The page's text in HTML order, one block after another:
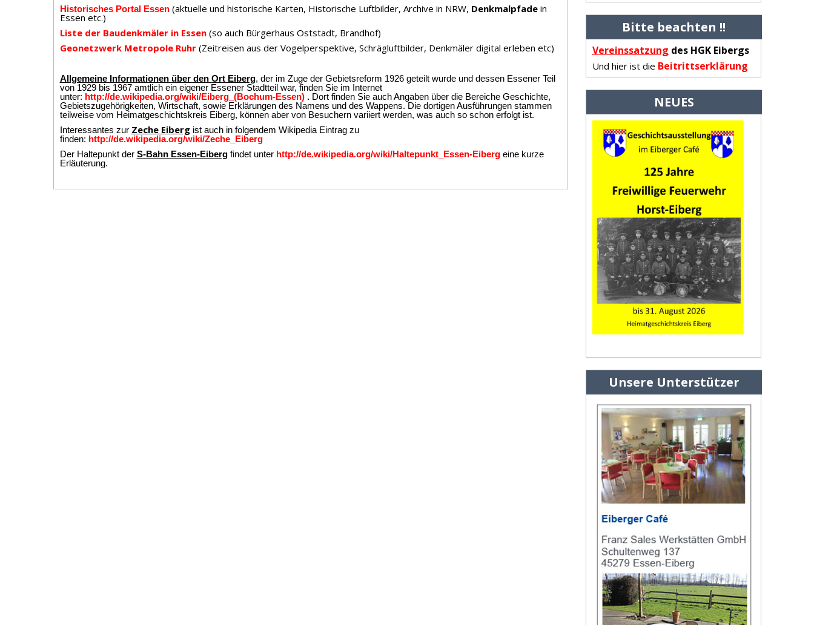
Historisches Portal Essen(aktuelle und historische Karten, Historische Luftbilder, Archive in NRW, Denkmalpfadein
Essen etc.)
Liste der Baudenkmäler in Essen(so auch Bürgerhaus Oststadt, Brandhof)
Geonetzwerk Metropole Ruhr(Zeitreisen aus der Vogelperspektive, Schrägluftbilder, Denkmäler digital erleben etc)
Allgemeine Informationen über den Ort Eiberg, der im Zuge der Gebietsreform 1926 geteilt wurde und dessen Essener Teil
von 1929 bis 1967 amtlich ein eigener Essener Stadtteil war, finden Sie im Internet
unter: http://de.wikipedia.org/wiki/Eiberg_(Bochum-Essen).Dort finden Sie auch Angaben über die Bereiche Geschichte,
Gebietszugehörigkeiten, Wirtschaft, sowie Erklärungen des Namens und des Wappens. Die dortigen Ausführungen stammen
teilweise vom Heimatgeschichtskreis Eiberg, können aber von Besuchern variiert werden, was auch so schon erfolgt ist.
Interessantes zur Zeche Eibergist auch in folgendem Wikipedia Eintrag zu
finden: http://de.wikipedia.org/wiki/Zeche_Eiberg
Der Haltepunkt der S-Bahn Essen-Eibergfindet unter http://de.wikipedia.org/wiki/Haltepunkt_Essen-Eiberg eine kurze
Erläuterung.
Bitte beachten !!
Vereinssatzung des HGK Eibergs
Und hier ist die Beitrittserklärung
NEUES
Unsere Unterstützer